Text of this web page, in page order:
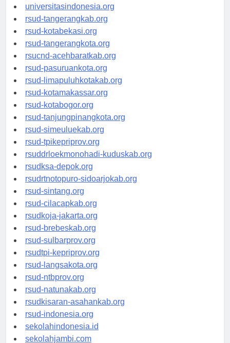
universitassamarinda.id
universitasindonesia.org
rsud-tangerangkab.org
rsud-kotabekasi.org
rsud-tangerangkota.org
rsucnd-acehbaratkab.org
rsud-pasuruankota.org
rsud-limapuluhkotakab.org
rsud-kotamakassar.org
rsud-kotabogor.org
rsud-tanjungpinangkota.org
rsud-simeuluekab.org
rsud-tpikepriprov.org
rsuddrloekmonohadi-kuduskab.org
rsudksa-depok.org
rsudrtnotopuro-sidoarjokab.org
rsud-sintang.org
rsud-cilacapkab.org
rsudkoja-jakarta.org
rsud-brebeskab.org
rsud-sulbarprov.org
rsudtpi-kepriprov.org
rsud-langsakota.org
rsud-ntbprov.org
rsud-natunakab.org
rsudkisaran-asahankab.org
rsud-indonesia.org
sekolahindonesia.id